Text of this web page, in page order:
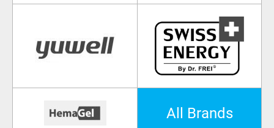
All Brands